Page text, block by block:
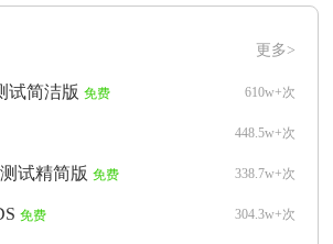
更多>
610w+次
试简洁版 免费
448.5w+次
338.7w+次
试精简版 免费
304.3w+次
免费